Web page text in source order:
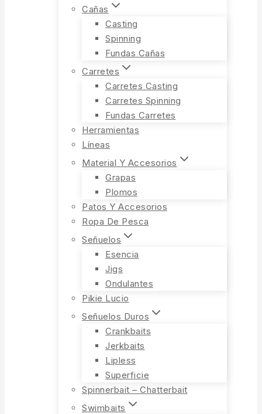
Cañas
Casting
Spinning
Fundas Cañas
Carretes
Carretes Casting
Carretes Spinning
Fundas Carretes
Herramientas
Líneas
Material Y Accesorios
Grapas
Plomos
Patos Y Accesorios
Ropa De Pesca
Señuelos
Esencia
Jigs
Ondulantes
Pikie Lucio
Señuelos Duros
Crankbaits
Jerkbaits
Lipless
Superficie
Spinnerbait – Chatterbait
Swimbaits